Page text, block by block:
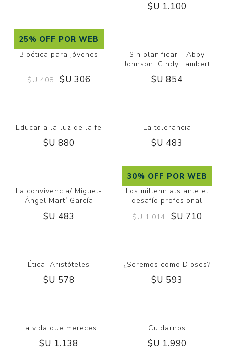
$U 1.100
25% OFF POR WEB
Bioética para jóvenes
$U 408 $U 306
Sin planificar - Abby
Johnson, Cindy Lambert
$U 854
Educar a la luz de la fe
$U 880
La tolerancia
$U 483
La convivencia/ Miguel-
Ángel Martí García
$U 483
30% OFF POR WEB
Los millennials ante el
desafío profesional
$U 1.014 $U 710
Ética. Aristóteles
$U 578
¿Seremos como Dioses?
$U 593
La vida que mereces
$U 1.138
Cuidarnos
$U 1.990